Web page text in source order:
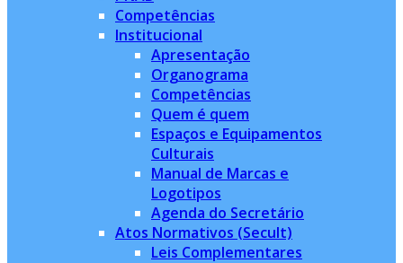
Competências
Institucional
Apresentação
Organograma
Competências
Quem é quem
Espaços e Equipamentos
Culturais
Manual de Marcas e
Logotipos
Agenda do Secretário
Atos Normativos (Secult)
Leis Complementares